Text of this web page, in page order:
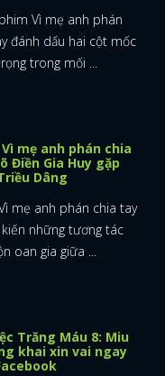
Vì mẹ anh phán
đánh dấu hai cột mốc
trong mối ...
mẹ anh phán chia
Điền Gia Huy gặp
Dâng
mẹ anh phán chia tay
những tương tác
oan gia giữa ...
Trăng Máu 8: Miu
khai xin vai ngay